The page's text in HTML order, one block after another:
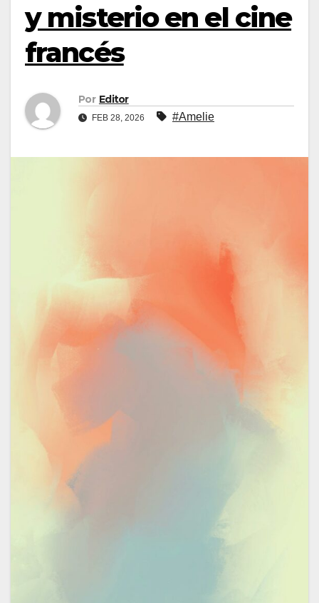
y misterio en el cine
francés
Por Editor
FEB 28, 2026 #Amelie